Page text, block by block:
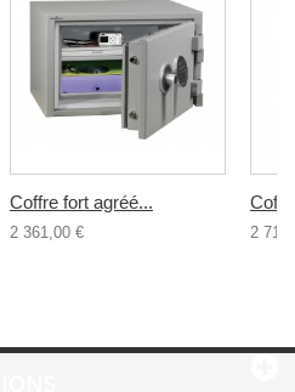
Coffre fort agréé...
2 361,00 € 2